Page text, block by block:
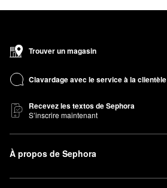
Trouver un magasin
Clavardage avec le service à la clientèle
Recevez les textos de Sephora
S’inscrire maintenant
À propos de Sephora